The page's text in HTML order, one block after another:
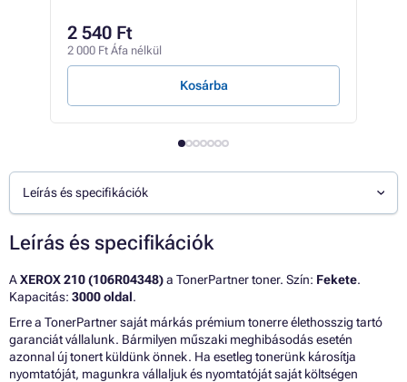
2 540 Ft
2 000 Ft Áfa nélkül
Kosárba
Leírás és specifikációk
Leírás és specifikációk
AXEROX 210 (106R04348)a TonerPartner toner. Szín: Fekete.
Kapacitás: 3000 oldal.
Erre a TonerPartner saját márkás prémium tonerre élethosszig tartó
garanciát vállalunk. Bármilyen műszaki meghibásodás esetén
azonnal új tonert küldünk önnek. Ha esetleg tonerünk károsítja
nyomtatóját, magunkra vállaljuk és nyomtatóját saját költségen